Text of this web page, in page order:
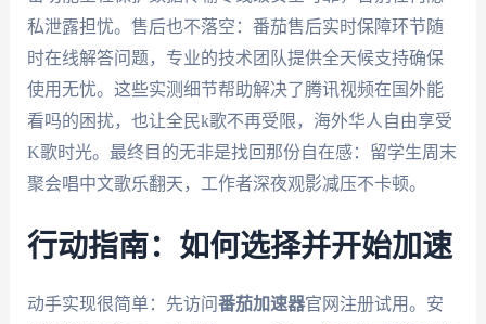
私泄露担忧。售后也不落空：番茄售后实时保障环节随
时在线解答问题，专业的技术团队提供全天候支持确保
使用无忧。这些实测细节帮助解决了腾讯视频在国外能
看吗的困扰，也让全民k歌不再受限，海外华人自由享受
K歌时光。最终目的无非是找回那份自在感：留学生周末
聚会唱中文歌乐翻天，工作者深夜观影减压不卡顿。
行动指南：如何选择并开始加速
动手实现很简单：先访问 番茄加速器官网注册试用。安